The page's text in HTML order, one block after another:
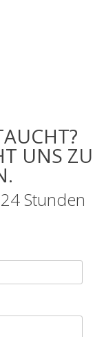
UNS ZU
Stunden